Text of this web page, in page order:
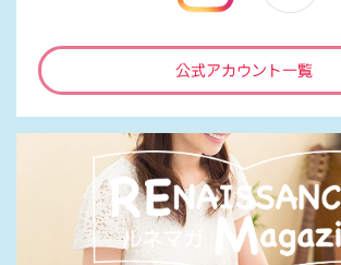
公式アカウント一覧